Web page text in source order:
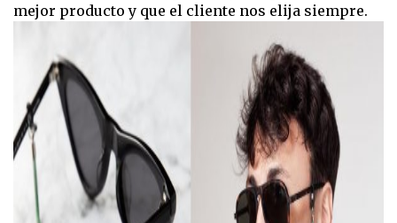
mejor producto y que el cliente nos elija siempre.